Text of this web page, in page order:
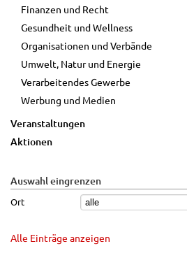
Finanzen und Recht
Gesundheit und Wellness
Organisationen und Verbände
Umwelt, Natur und Energie
Verarbeitendes Gewerbe
Werbung und Medien
Veranstaltungen
Aktionen
Auswahl eingrenzen
Ort
Alle Einträge anzeigen